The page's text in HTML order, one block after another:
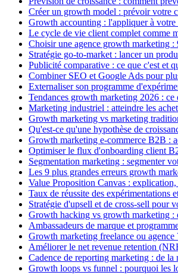
Créer un growth model : prévoir votre
Growth accounting : l'appliquer à
Le cycle de vie client complet comme
Choisir une agence growth marketing
Stratégie go-to-market : lancer un
Publicité comparative : ce que c'est et
Combiner SEO et Google Ads pour
Externaliser son programme
Tendances growth marketing 2026 :
Marketing industriel : atteindre les
Growth marketing vs marketing
Qu'est-ce qu'une hypothèse de
Growth marketing e-commerce B2B :
Optimiser le flux d'onboarding client
Segmentation marketing : segmenter
Les 9 plus grandes erreurs growth
Value Proposition Canvas :
Taux de réussite des expérimentations
Stratégie d'upsell et de cross-sell pour
Growth hacking vs growth marketing :
Ambassadeurs de marque et
Growth marketing freelance ou agence
Améliorer le net revenue retention
Cadence de reporting marketing : de la
Growth loops vs funnel : pourquoi les